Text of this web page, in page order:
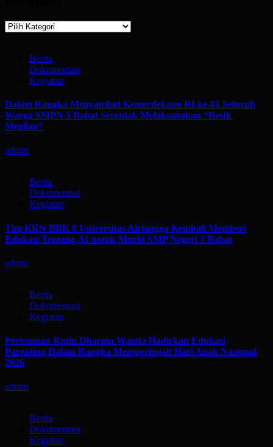
Kategori
Berita
Dokumentasi
Kegiatan
Dalam Rangka Menyambut Kemerdekaan RI ke-81 Seluruh
Warga SMPN 3 Babat Serentak Melaksanakan “Resik
Megilan”
admin
Berita
Dokumentasi
Kegiatan
Tim KKN BBK 8 Universitas Airlangga Kembali Memberi
Edukasi Tentang AI untuk Murid SMP Negeri 3 Babat
admin
Berita
Dokumentasi
Kegiatan
Pertemuan Rutin Dharma Wanita Hadirkan Edukasi
Parenting Dalam Rangka Memperingati Hari Anak Nasional
2026
admin
Berita
Dokumentasi
Kegiatan